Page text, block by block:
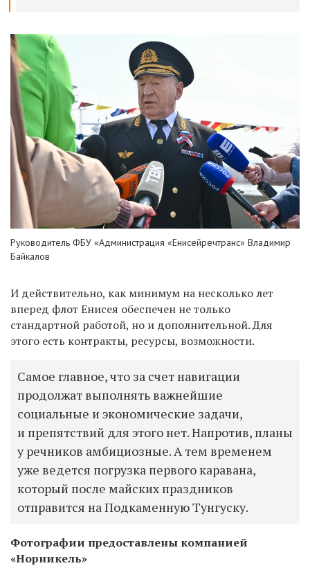
Руководитель ФБУ «Администрация «Енисейречтранс» Владимир
Байкалов
И действительно, как минимум на несколько лет
вперед флот Енисея обеспечен не только
стандартной работой, но и дополнительной. Для
этого есть контракты, ресурсы, возможности.
Самое главное, что за счет навигации
продолжат выполнять важнейшие
социальные и экономические задачи,
и препятствий для этого нет. Напротив, планы
у речников амбициозные. А тем временем
уже ведется погрузка первого каравана,
который после майских праздников
отправится на Подкаменную Тунгуску.
Фотографии предоставлены компанией
«Норникель»